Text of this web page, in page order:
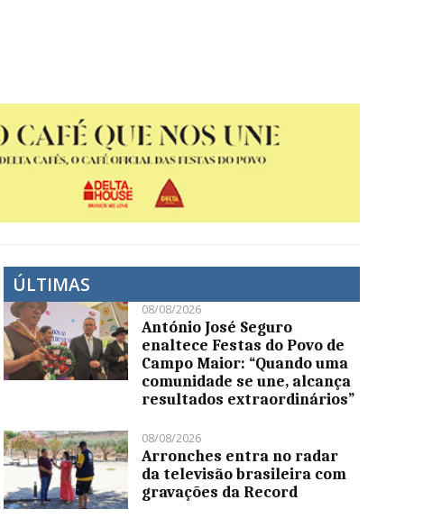
ÚLTIMAS
08/08/2026
António José Seguro
enaltece Festas do Povo de
Campo Maior: “Quando uma
comunidade se une, alcança
resultados extraordinários”
08/08/2026
Arronches entra no radar
da televisão brasileira com
gravações da Record